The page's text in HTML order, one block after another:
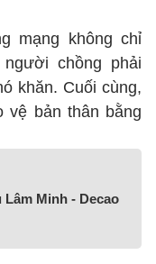
mạng không chỉ
chồng phải
khăn. Cuối cùng,
vệ bản thân bằng
Minh - Decao